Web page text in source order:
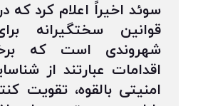
سوئد اخیراً اعلام کرد که
قوانین سختگیرانه
شهروندی است که
اقدامات عبارتند از
امنیتی بالقوه، تقویت